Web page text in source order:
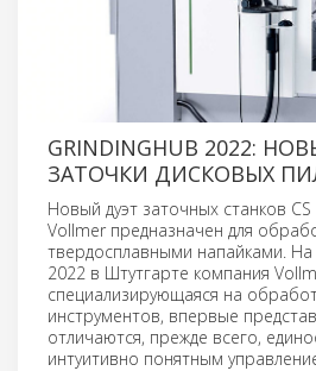
GRINDINGHUB 2022:
ЗАТОЧКИ ДИСКОВЫХ
Новый дуэт заточных станков
Vollmer предназначен для
твердосплавными напайками.
2022 в Штутгарте компания
специализирующаяся на
инструментов, впервые
отличаются, прежде всего,
интуитивно понятным